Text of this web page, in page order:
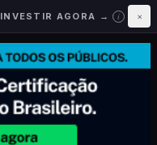
INVESTIR AGORA → i ×